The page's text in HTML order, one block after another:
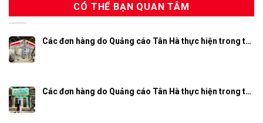
CÓ THỂ BẠN QUAN TÂM
Các đơn hàng do Quảng cáo Tân Hà thực hiện trong t…
Các đơn hàng do Quảng cáo Tân Hà thực hiện trong t…